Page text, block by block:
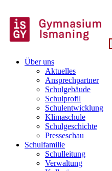
to
content
Gymnasium Ismaning
Über uns
Aktuelles
Ansprechpartner
Schulgebäude
Schulprofil
Schulentwicklung
Klimaschule
Schulgeschichte
Presseschau
Schulfamilie
Schulleitung
Verwaltung